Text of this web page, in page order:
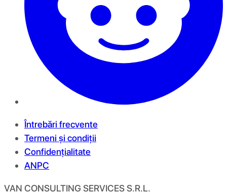
Întrebări frecvente
Termeni și condiții
Confidențialitate
ANPC
VAN CONSULTING SERVICES S.R.L.